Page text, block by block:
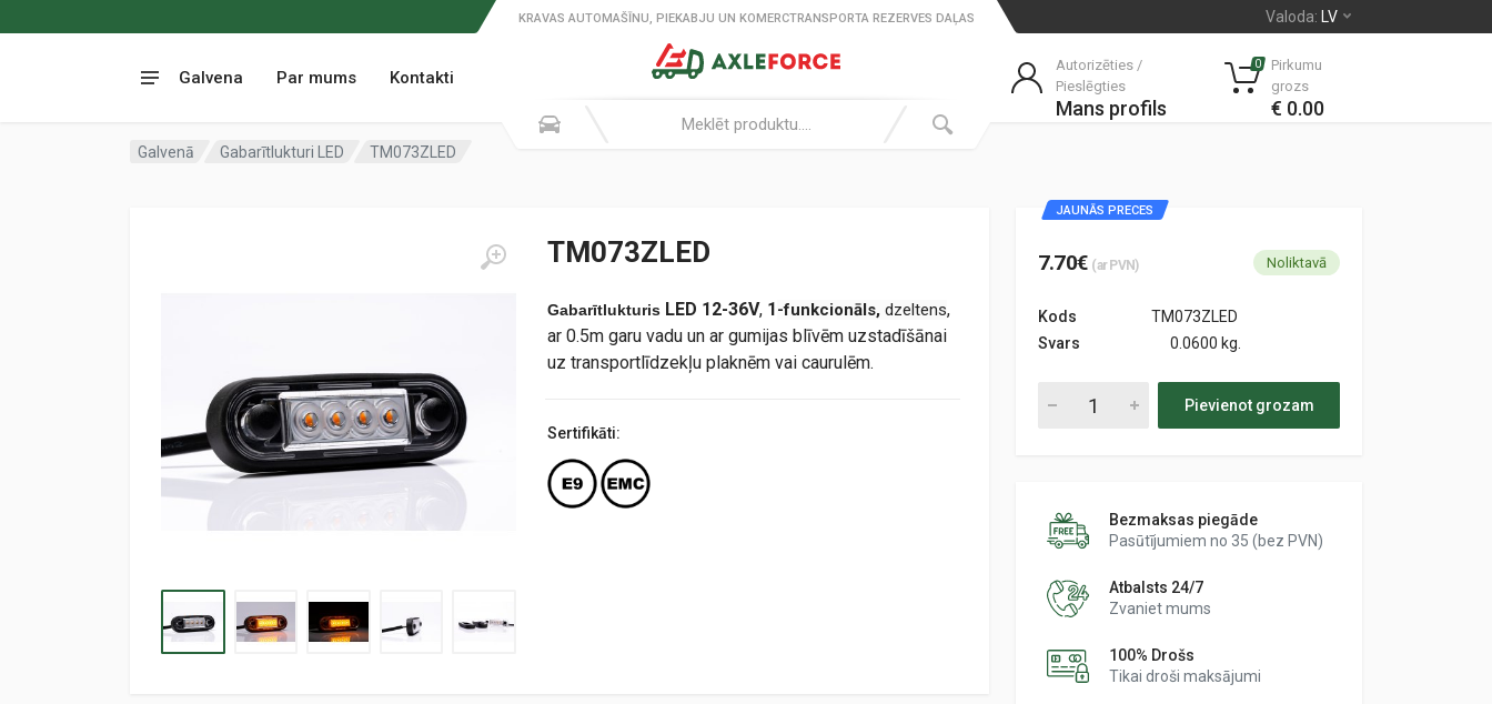
Valoda: LV
Galvena Par mums Kontakti
KRAVAS AUTOMAŠĪNU, PIEKABJU UN KOMERCTRANSPORTA REZERVES DAĻAS
Autorizēties /
Pieslēgties
Mans profils
0
Pirkumu
grozs
€ 0.00
Galvenā Gabarītlukturi LED TM073ZLED
TM073ZLED
Gabarītlukturis LED 12-36V, 1-funkcionāls, dzeltens,
ar 0.5m garu vadu un ar gumijas blīvēm uzstadīšānai
uz transportlīdzekļu plaknēm vai caurulēm.
Sertifikāti:
JAUNĀS PRECES
7.70€ (ar PVN) Noliktavā
Kods
TM073ZLED
Svars
0.0600 kg.
Pievienot grozam
Bezmaksas piegāde
Pasūtījumiem no 35 (bez PVN)
Atbalsts 24/7
Zvaniet mums
100% Drošs
Tikai droši maksājumi